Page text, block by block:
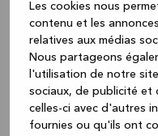
Les cookies nous
contenu et les
relatives aux médias
Nous partageons
l'utilisation de notre
sociaux, de publicité et
celles-ci avec d'autres
fournies ou qu'ils ont